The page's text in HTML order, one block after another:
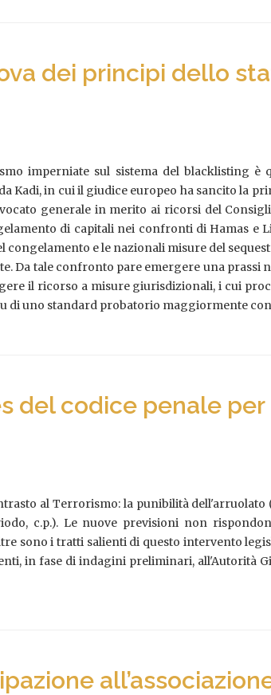
dei principi dello
imperniate sul sistema del blacklisting è
Kadi, in cui il giudice europeo ha sancito la
generale in merito ai ricorsi del
di capitali nei confronti di Hamas e
e le nazionali misure del
Da tale confronto pare emergere una prassi
il ricorso a misure giurisdizionali, i cui
di uno standard probatorio maggiormente
del codice penale per
al Terrorismo: la punibilità dell'arruolato
c.p.). Le nuove previsioni non
sono i tratti salienti di questo intervento
in fase di indagini preliminari, all'Autorità